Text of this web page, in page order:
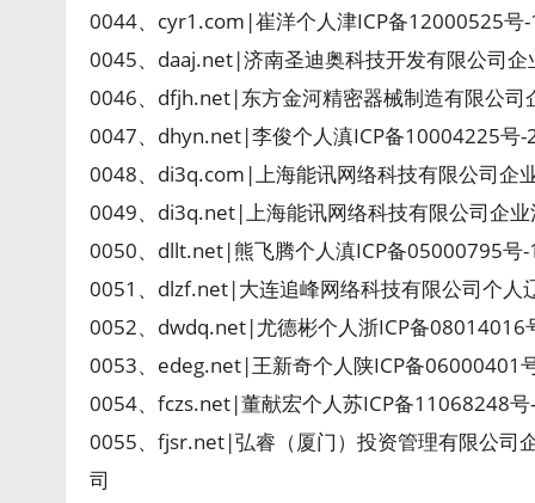
0044、cyr1.com|崔洋个人津ICP备12000525号
0045、daaj.net|济南圣迪奥科技开发有限公司
0046、dfjh.net|东方金河精密器械制造有限公司
0047、dhyn.net|李俊个人滇ICP备10004225号-
0048、di3q.com|上海能讯网络科技有限公司企
0049、di3q.net|上海能讯网络科技有限公司企
0050、dllt.net|熊飞腾个人滇ICP备05000795号-
0051、dlzf.net|大连追峰网络科技有限公司个人
0052、dwdq.net|尤德彬个人浙ICP备
0053、edeg.net|王新奇个人陕ICP备06000401
0054、fczs.net|董献宏个人苏ICP备11068248号
0055、fjsr.net|弘睿（厦门）投资管理有限公司
司